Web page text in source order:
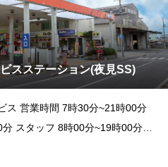
スステーション(夜見SS)